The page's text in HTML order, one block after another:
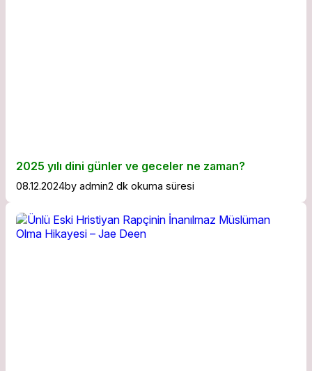
2025 yılı dini günler ve geceler ne zaman?
08.12.2024by admin2 dk okuma süresi